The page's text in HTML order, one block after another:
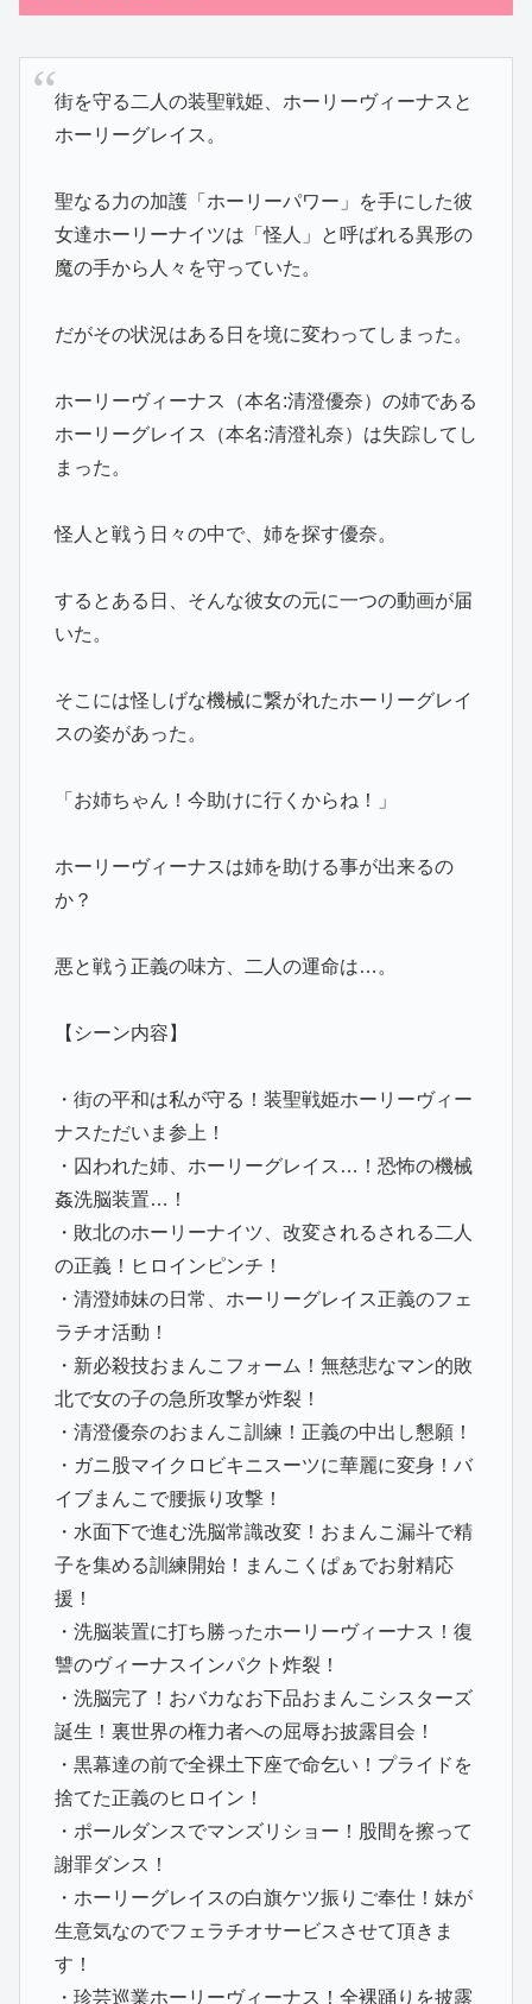
街を守る二人の装聖戦姫、ホーリーヴィーナスと
ホーリーグレイス。
聖なる力の加護「ホーリーパワー」を手にした彼
女達ホーリーナイツは「怪人」と呼ばれる異形の
魔の手から人々を守っていた。
だがその状況はある日を境に変わってしまった。
ホーリーヴィーナス（本名:清澄優奈）の姉である
ホーリーグレイス（本名:清澄礼奈）は失踪してし
まった。
怪人と戦う日々の中で、姉を探す優奈。
するとある日、そんな彼女の元に一つの動画が届
いた。
そこには怪しげな機械に繋がれたホーリーグレイ
スの姿があった。
「お姉ちゃん！今助けに行くからね！」
ホーリーヴィーナスは姉を助ける事が出来るの
か？
悪と戦う正義の味方、二人の運命は…。
【シーン内容】
・街の平和は私が守る！装聖戦姫ホーリーヴィー
ナスただいま参上！
・囚われた姉、ホーリーグレイス…！恐怖の機械
姦洗脳装置…！
・敗北のホーリーナイツ、改変されるされる二人
の正義！ヒロインピンチ！
・清澄姉妹の日常、ホーリーグレイス正義のフェ
ラチオ活動！
・新必殺技おまんこフォーム！無慈悲なマン的敗
北で女の子の急所攻撃が炸裂！
・清澄優奈のおまんこ訓練！正義の中出し懇願！
・ガニ股マイクロビキニスーツに華麗に変身！バ
イブまんこで腰振り攻撃！
・水面下で進む洗脳常識改変！おまんこ漏斗で精
子を集める訓練開始！まんこくぱぁでお射精応
援！
・洗脳装置に打ち勝ったホーリーヴィーナス！復
讐のヴィーナスインパクト炸裂！
・洗脳完了！おバカなお下品おまんこシスターズ
誕生！裏世界の権力者への屈辱お披露目会！
・黒幕達の前で全裸土下座で命乞い！プライドを
捨てた正義のヒロイン！
・ポールダンスでマンズリショー！股間を擦って
謝罪ダンス！
・ホーリーグレイスの白旗ケツ振りご奉仕！妹が
生意気なのでフェラチオサービスさせて頂きま
す！
・珍芸巡業ホーリーヴィーナス！全裸踊りを披露